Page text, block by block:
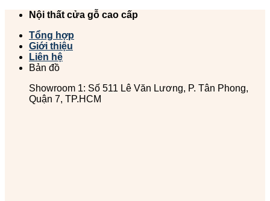
Chuyển
dung
Nội thất cửa gỗ cao cấp
Tổng hợp
Giới thiệu
Liên hệ
Bản đồ
Showroom 1: Số 511 Lê Văn Lương, P. Tân Phong,
Quận 7, TP.HCM